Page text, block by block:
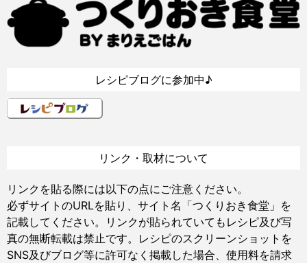
レシピブログに参加中♪
リンク・取材について
リンクを貼る際には以下の点にご注意ください。
必ずサイトのURLを貼り、サイト名「つくりおき食堂」を
記載してください。リンクが貼られていてもレシピ及び写
真の無断転載は禁止です。レシピのスクリーンショットを
SNS及びブログ等に許可なく掲載した場合、使用料を請求